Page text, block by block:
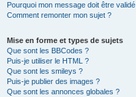
Pourquoi mon message doit être
Comment remonter mon sujet ?
Mise en forme et types de sujets
Que sont les BBCodes ?
Puis-je utiliser le HTML ?
Que sont les smileys ?
Puis-je publier des images ?
Que sont les annonces globales ?